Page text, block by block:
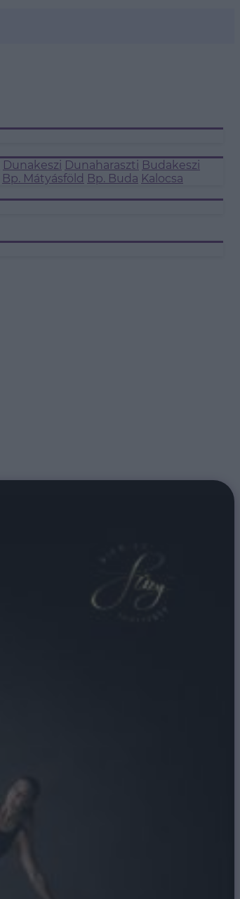
Dunakeszi Dunaharaszti Budakeszi
Bp. Mátyásföld Bp. Buda Kalocsa